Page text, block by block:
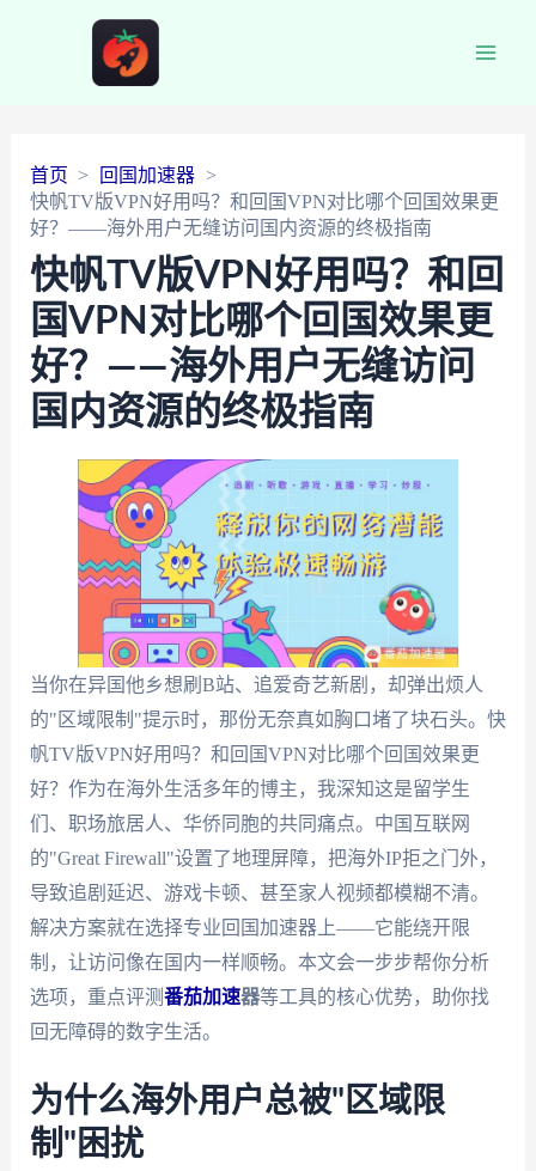
首页
回国加速器
快帆TV版VPN好用吗？和回国VPN对比哪个回国效果更
好？——海外用户无缝访问国内资源的终极指南
快帆TV版VPN好用吗？和回
国VPN对比哪个回国效果更
好？——海外用户无缝访问
国内资源的终极指南
当你在异国他乡想刷B站、追爱奇艺新剧，却弹出烦人
的"区域限制"提示时，那份无奈真如胸口堵了块石头。快
帆TV版VPN好用吗？和回国VPN对比哪个回国效果更
好？作为在海外生活多年的博主，我深知这是留学生
们、职场旅居人、华侨同胞的共同痛点。中国互联网
的"Great Firewall"设置了地理屏障，把海外IP拒之门外，
导致追剧延迟、游戏卡顿、甚至家人视频都模糊不清。
解决方案就在选择专业回国加速器上——它能绕开限
制，让访问像在国内一样顺畅。本文会一步步帮你分析
选项，重点评测番茄加速器等工具的核心优势，助你找
回无障碍的数字生活。
为什么海外用户总被"区域限
制"困扰